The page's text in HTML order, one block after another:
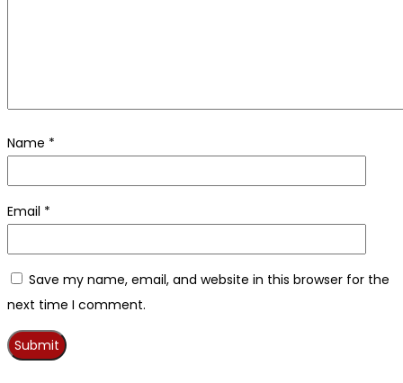
Name *
Email *
Save my name, email, and website in this browser for the
next time I comment.